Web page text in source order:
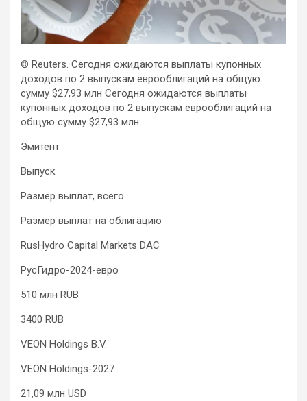
© Reuters. Сегодня ожидаются выплаты купонных
доходов по 2 выпускам еврооблигаций на общую
сумму $27,93 млн Сегодня ожидаются выплаты
купонных доходов по 2 выпускам еврооблигаций на
общую сумму $27,93 млн.
Эмитент
Выпуск
Размер выплат, всего
Размер выплат на облигацию
RusHydro Capital Markets DAC
РусГидро-2024-евро
510 млн RUB
3400 RUB
VEON Holdings B.V.
VEON Holdings-2027
21,09 млн USD